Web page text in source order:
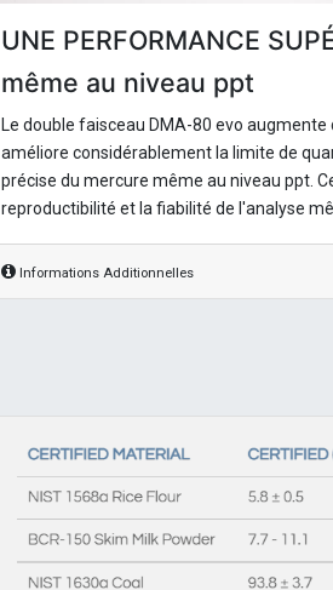
UNE PERFORMANCE
même au niveau ppt
Le double faisceau DMA-80 evo
améliore considérablement la limite de
précise du mercure même au niveau ppt.
reproductibilité et la fiabilité de l'analyse
Informations Additionnelles